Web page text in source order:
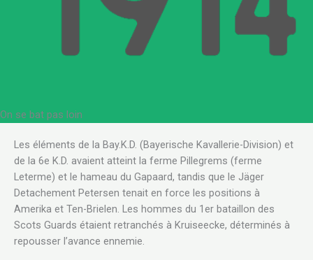
On se bat pas loin
Les éléments de la Bay.K.D. (Bayerische Kavallerie-Division) et
de la 6e K.D. avaient atteint la ferme Pillegrems (ferme
Leterme) et le hameau du Gapaard, tandis que le Jäger
Detachement Petersen tenait en force les positions à
Amerika et Ten-Brielen. Les hommes du 1er bataillon des
Scots Guards étaient retranchés à Kruiseecke, déterminés à
repousser l’avance ennemie.